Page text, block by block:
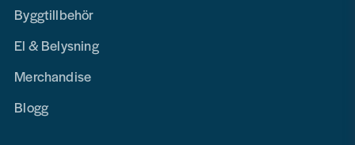
Byggtillbehör
El & Belysning
Merchandise
Blogg